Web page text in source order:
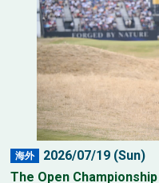
海外
2026/07/19 (Sun)
The Open